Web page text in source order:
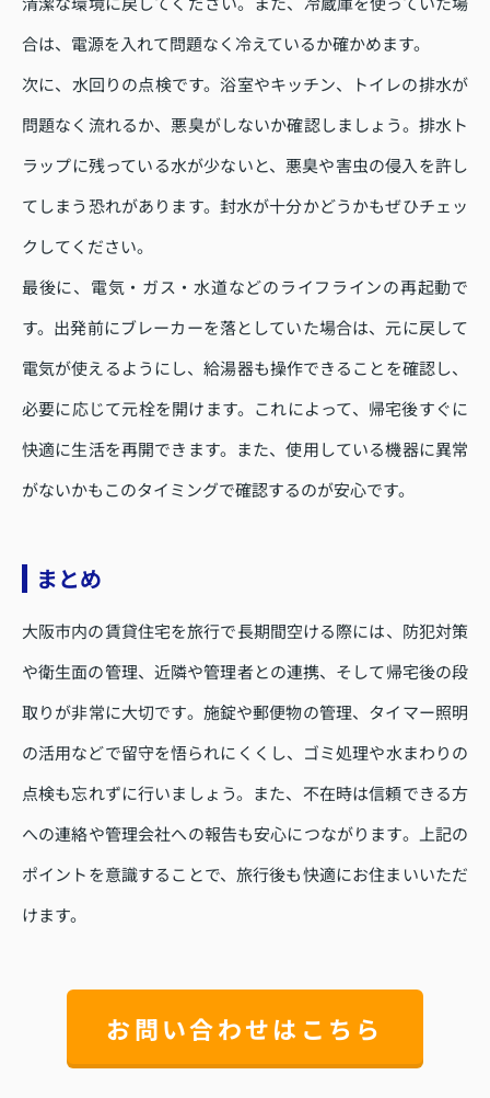
合は、電源を入れて問題なく冷えているか確かめます。
次に、水回りの点検です。浴室やキッチン、トイレの排水が
問題なく流れるか、悪臭がしないか確認しましょう。排水ト
ラップに残っている水が少ないと、悪臭や害虫の侵入を許し
てしまう恐れがあります。封水が十分かどうかもぜひチェッ
クしてください。
最後に、電気・ガス・水道などのライフラインの再起動で
す。出発前にブレーカーを落としていた場合は、元に戻して
電気が使えるようにし、給湯器も操作できることを確認し、
必要に応じて元栓を開けます。これによって、帰宅後すぐに
快適に生活を再開できます。また、使用している機器に異常
がないかもこのタイミングで確認するのが安心です。
まとめ
大阪市内の賃貸住宅を旅行で長期間空ける際には、防犯対策
や衛生面の管理、近隣や管理者との連携、そして帰宅後の段
取りが非常に大切です。施錠や郵便物の管理、タイマー照明
の活用などで留守を悟られにくくし、ゴミ処理や水まわりの
点検も忘れずに行いましょう。また、不在時は信頼できる方
への連絡や管理会社への報告も安心につながります。上記の
ポイントを意識することで、旅行後も快適にお住まいいただ
けます。
お問い合わせはこちら